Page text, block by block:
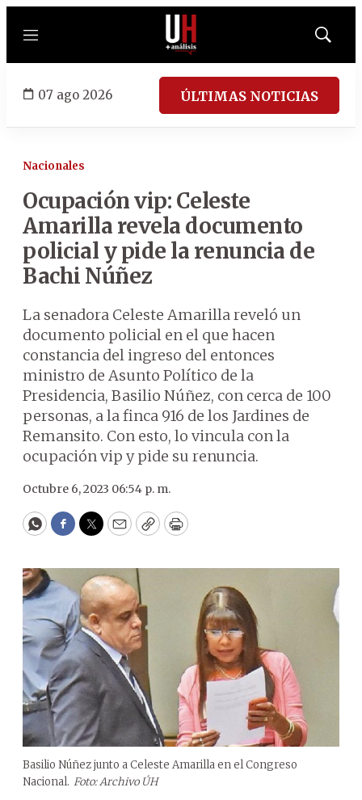
Menú
Mostrar
07 ago 2026 ÚLTIMAS NOTICIAS
Nacionales
Ocupación vip: Celeste
Amarilla revela documento
policial y pide la renuncia de
Bachi Núñez
La senadora Celeste Amarilla reveló un
documento policial en el que hacen
constancia del ingreso del entonces
ministro de Asunto Político de la
Presidencia, Basilio Núñez, con cerca de 100
personas, a la finca 916 de los Jardines de
Remansito. Con esto, lo vincula con la
ocupación vip y pide su renuncia.
Octubre 6, 2023 06:54 p. m.
WhatsApp
Facebook
Twitter
EmailCopyPrint
Basilio Núñez junto a Celeste Amarilla en el Congreso
Nacional. Foto: Archivo ÚH